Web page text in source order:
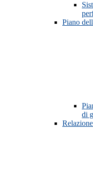
Piano
di